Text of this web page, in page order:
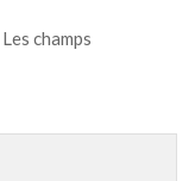
Les champs